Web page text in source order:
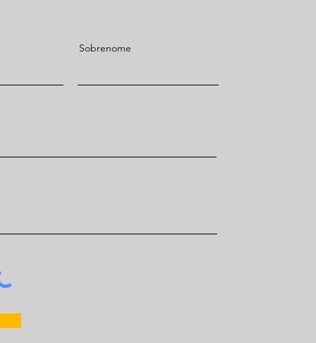
Sobrenome